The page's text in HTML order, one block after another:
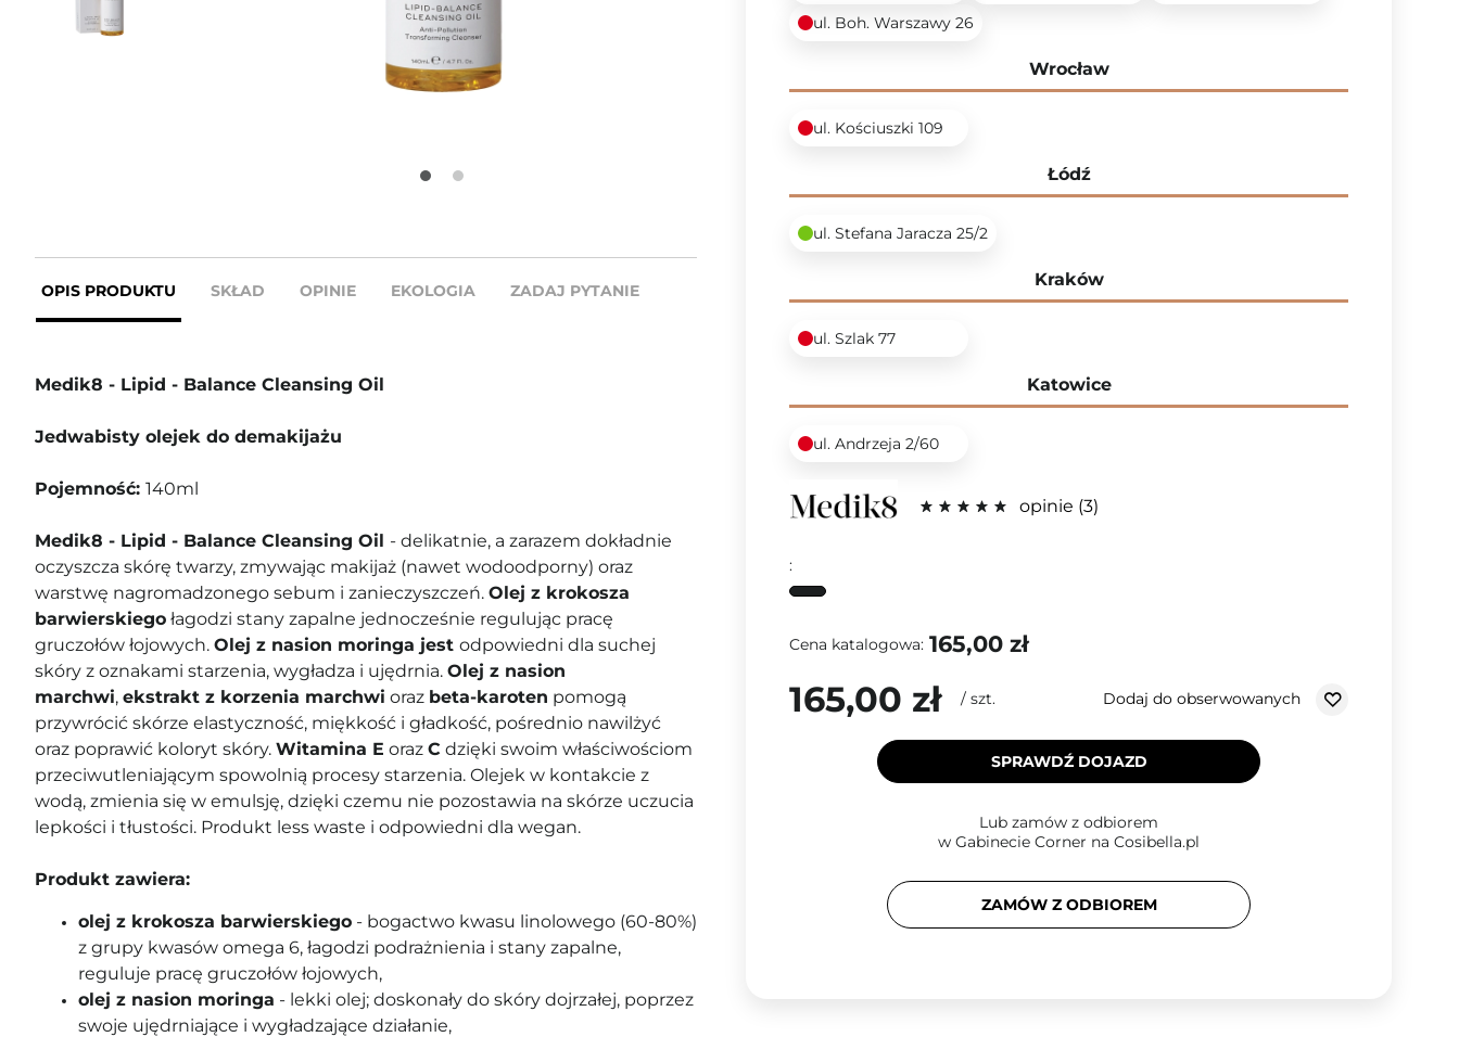
OPIS PRODUKTU SKŁAD OPINIE EKOLOGIA ZADAJ PYTANIE
Medik8 - Lipid - Balance Cleansing Oil
Jedwabisty olejek do demakijażu
Pojemność: 140ml
Medik8 - Lipid - Balance Cleansing Oil - delikatnie, a zarazem dokładnie
oczyszcza skórę twarzy, zmywając makijaż (nawet wodoodporny) oraz
warstwę nagromadzonego sebum i zanieczyszczeń. Olej z krokosza
barwierskiego łagodzi stany zapalne jednocześnie regulując pracę
gruczołów łojowych. Olej z nasion moringa jest odpowiedni dla suchej
skóry z oznakami starzenia, wygładza i ujędrnia. Olej z nasion
marchwi, ekstrakt z korzenia marchwi oraz beta-karoten pomogą
przywrócić skórze elastyczność, miękkość i gładkość, pośrednio nawilżyć
oraz poprawić koloryt skóry. Witamina E oraz C dzięki swoim właściwościom
przeciwutleniającym spowolnią procesy starzenia. Olejek w kontakcie z
wodą, zmienia się w emulsję, dzięki czemu nie pozostawia na skórze uczucia
lepkości i tłustości. Produkt less waste i odpowiedni dla wegan.
Produkt zawiera:
olej z krokosza barwierskiego - bogactwo kwasu linolowego (60-80%)
z grupy kwasów omega 6, łagodzi podrażnienia i stany zapalne,
reguluje pracę gruczołów łojowych,
olej z nasion moringa - lekki olej; doskonały do skóry dojrzałej, poprzez
swoje ujędrniające i wygładzające działanie,
ul. Boh. Warszawy 26
Wrocław
ul. Kościuszki 109
Łódź
ul. Stefana Jaracza 25/2
Kraków
ul. Szlak 77
Katowice
ul. Andrzeja 2/60
opinie 3
:
Cena katalogowa: 165,00 zł
165,00 zł / szt. Dodaj do obserwowanych
SPRAWDŹ DOJAZD
Lub zamów z odbiorem
w Gabinecie Corner na Cosibella.pl
ZAMÓW Z ODBIOREM